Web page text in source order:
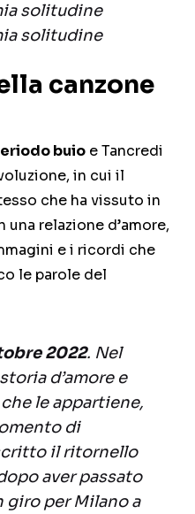
solitudine
solitudine
canzone
buio e Tancredi
in cui il
che ha vissuto in
relazione d’amore,
e i ricordi che
le parole del
2022. Nel
d’amore e
le appartiene,
di
il ritornello
aver passato
per Milano a